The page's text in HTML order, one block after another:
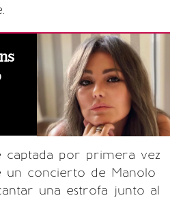
captada por primera vez
un concierto de Manolo
una estrofa junto al